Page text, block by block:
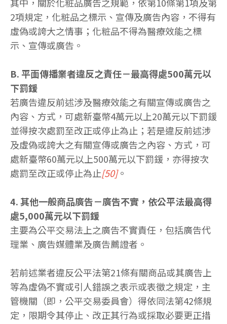
2項規定，化粧品之標示、宣傳及廣告內容，不得有
虛偽或誇大之情事；化粧品不得為醫療效能之標
示、宣傳或廣告。
B. 平面傳播業者違反之責任－最高得處500萬元以
下罰鍰
若廣告違反前述涉及醫療效能之有關宣傳或廣告之
內容、方式，可處新臺幣4萬元以上20萬元以下罰鍰
並得按次處罰至改正或停止為止；若是違反前述涉
及虛偽或誇大之有關宣傳或廣告之內容、方式，可
處新臺幣60萬元以上500萬元以下罰鍰，亦得按次
處罰至改正或停止為止[50]。
4. 其他一般商品廣告－廣告不實，依公平法最高得
處5,000萬元以下罰鍰
主要為公平交易法上之廣告不實責任，包括廣告代
理業、廣告媒體業及廣告薦證者。
若前述業者違反公平法第21條有關商品或其廣告上
等為虛偽不實或引人錯誤之表示或表徵之規定，主
管機關（即，公平交易委員會）得依同法第42條規
定，限期令其停止、改正其行為或採取必要更正措